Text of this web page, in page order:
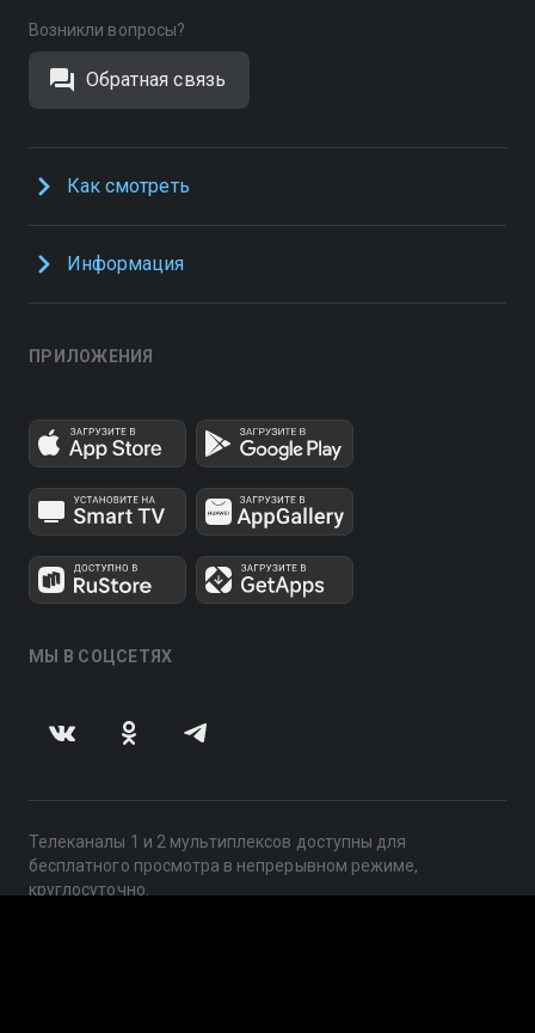
Возникли вопросы?
Обратная связь
Как смотреть
Информация
ПРИЛОЖЕНИЯ
МЫ В СОЦСЕТЯХ
Телеканалы 1 и 2 мультиплексов доступны для
бесплатного просмотра в непрерывном режиме,
круглосуточно.